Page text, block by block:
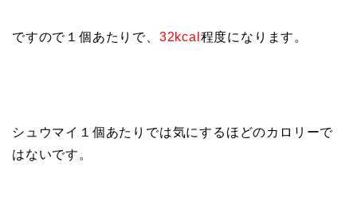
ですので１個あたりで、 32kcal 程度になります。
シュウマイ１個あたりでは気にするほどのカロリーで
はないです。